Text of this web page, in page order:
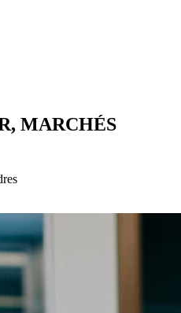
MARCHÉS